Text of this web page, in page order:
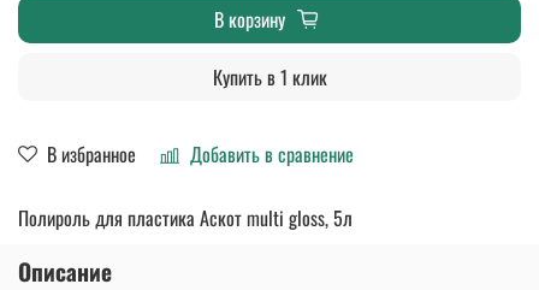
В избранное Добавить в сравнение
В корзину
Купить в 1 клик
Полироль для пластика Аскот multi gloss, 5л
Описание